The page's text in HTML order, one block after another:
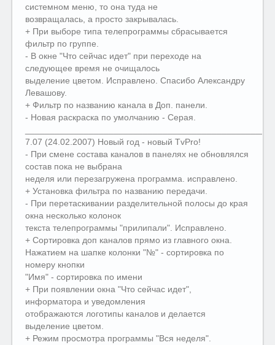
системном меню, то она туда не
возвращалась, а просто закрывалась.
+ При выборе типа телепрограммы сбрасывается
фильтр по группе.
- В окне "Что сейчас идет" при переходе на
следующее время не очищалось
выделение цветом. Исправлено. Спасибо Александру
Левашову.
+ Фильтр по названию канала в Доп. панели.
- Новая раскраска по умолчанию - Серая.
7.07 (24.02.2007) Новый год - новый TvPro!
- При смене состава каналов в панелях не обновлялся
состав пока не выбрана
неделя или перезагружена программа. исправлено.
+ Установка фильтра по названию передачи.
- При перетаскивании разделительной полосы до края
окна несколько колонок
текста телепрограммы "прилипали". Исправлено.
+ Сортировка доп каналов прямо из главного окна.
Нажатием на шапке колонки "№" - сортировка по
номеру кнопки
"Имя" - сортировка по имени
+ При появлении окна "Что сейчас идет",
информатора и уведомления
отображаются логотипы каналов и делается
выделение цветом.
+ Режим просмотра программы "Вся неделя".